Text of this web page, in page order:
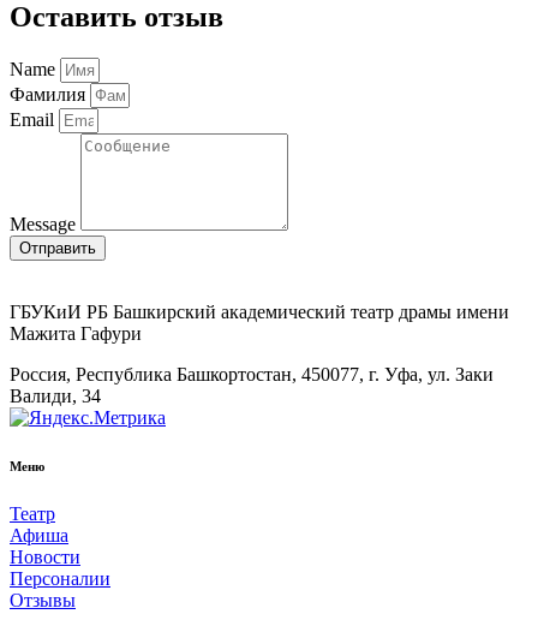
Оставить отзыв
Name
Фамилия
Email
Message
Отправить
ГБУКиИ РБ Башкирский академический театр драмы имени
Мажита Гафури
Россия, Республика Башкортостан, 450077, г. Уфа, ул. Заки
Валиди, 34
Меню
Театр
Афиша
Новости
Персоналии
Отзывы